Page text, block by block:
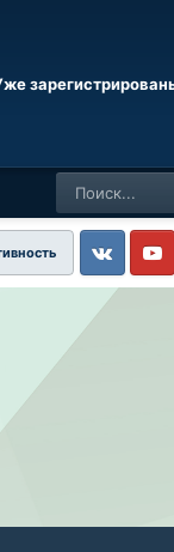
VkontakteYouTube